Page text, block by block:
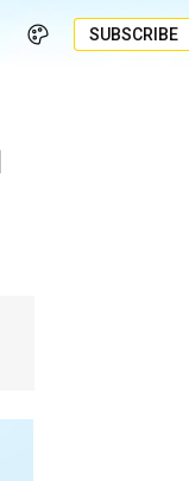
SUBSCRIBE